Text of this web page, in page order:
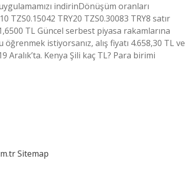
indirinDönüşüm oranları
TZS0.15042 TRY20 TZS0.30083 TRY8 satır
TL Güncel serbest piyasa rakamlarına
istiyorsanız, alış fiyatı 4.658,30 TL ve
Aralık’ta. Kenya Şili kaç TL? Para birimi
Sitemap